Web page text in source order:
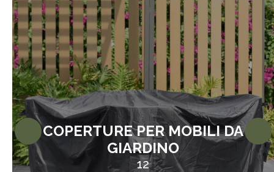
COPERTURE PER MOBILI DA
GIARDINO
12